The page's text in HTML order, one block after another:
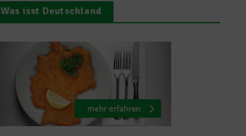
Was isst Deutschland